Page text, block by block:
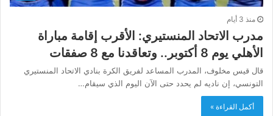
منذ 3 أيام
مدرب الاتحاد المنستيري: الأقرب إقامة مباراة
الأهلي يوم 8 أكتوبر.. وتعاقدنا مع 8 صفقات
قال قيس مخلوف، المدرب المساعد لفريق الكرة بنادي الاتحاد المنستيري
التونسي، إن ناديه لم يحدد حتى الآن اليوم الذي سيقام…
أكمل القراءة »